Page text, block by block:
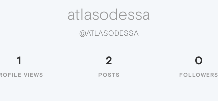
atlasodessa
@ATLASODESSA
1
VIEWS
2
POSTS
0
FOLLOWERS